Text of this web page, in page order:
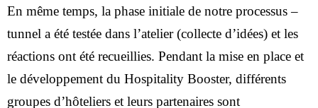
En même temps, la phase initiale de notre processus –
tunnel a été testée dans l’atelier (collecte d’idées) et les
réactions ont été recueillies. Pendant la mise en place et
le développement du Hospitality Booster, différents
groupes d’hôteliers et leurs partenaires sont